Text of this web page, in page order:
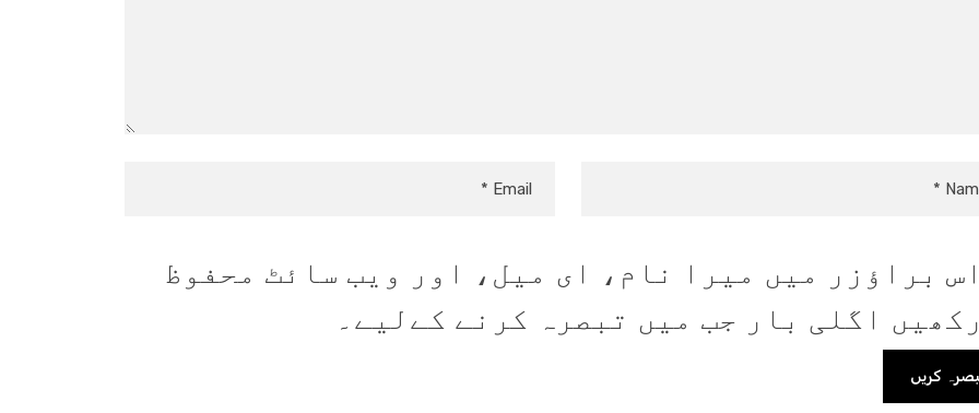
اس براؤزر میں میرا نام، ای میل، اور ویب سائٹ محفوظ
رکھیں اگلی بار جب میں تبصرہ کرنے کےلیے۔